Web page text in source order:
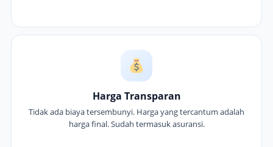
Harga Transparan
Tidak ada biaya tersembunyi. Harga yang tercantum adalah
harga final. Sudah termasuk asuransi.